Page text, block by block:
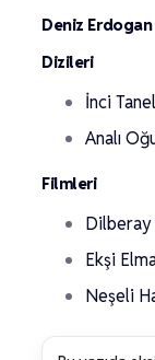
Deniz
Dizileri
İnci
Analı
Filmleri
Dilberay
Ekşi
Neşeli